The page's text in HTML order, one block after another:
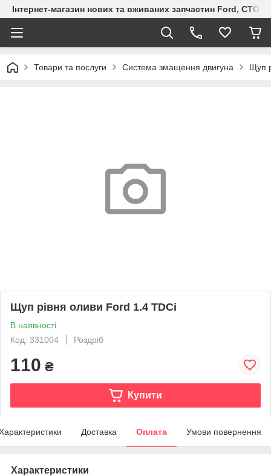
Інтернет-магазин нових та вживаних запчастин Ford, СТО
Товари та послуги Система змащення двигуна Щуп
Щуп рівня оливи Ford 1.4 TDCi
В наявності
Код: 331004
Роздріб
110 ₴
Купити
Доставка Оплата Умови повернення
Характеристики